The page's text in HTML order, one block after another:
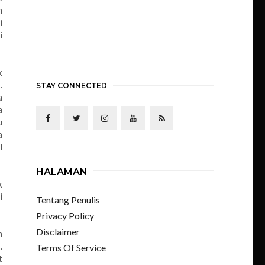
STAY CONNECTED
HALAMAN
Tentang Penulis
Privacy Policy
Disclaimer
Terms Of Service